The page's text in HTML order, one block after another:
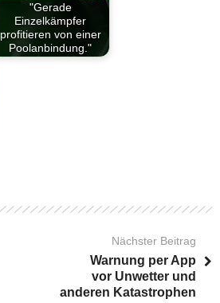
"Gerade
Einzelkämpfer
profitieren von einer
Poolanbindung."
Nächster Beitrag
Warnung per App
vor Unwetter und
anderen Katastrophen